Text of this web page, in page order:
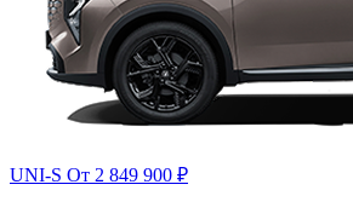
UNI-S От 2 849 900 ₽